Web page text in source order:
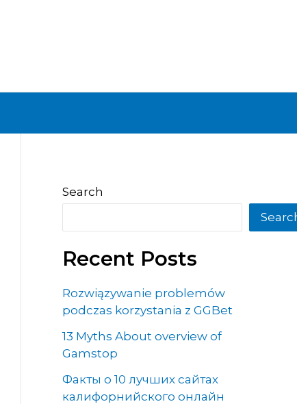
Search
Recent Posts
Rozwiązywanie problemów
podczas korzystania z GGBet
13 Myths About overview of
Gamstop
Факты о 10 лучших сайтах
калифорнийского онлайн